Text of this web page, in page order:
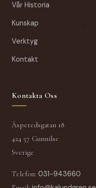
Vår Historia
Kunskap
Verktyg
Kontakt
Kontakta Oss
Äsperedsgatan 18
424 57 Gunnilse
Sverige
Telefon: 031-943660